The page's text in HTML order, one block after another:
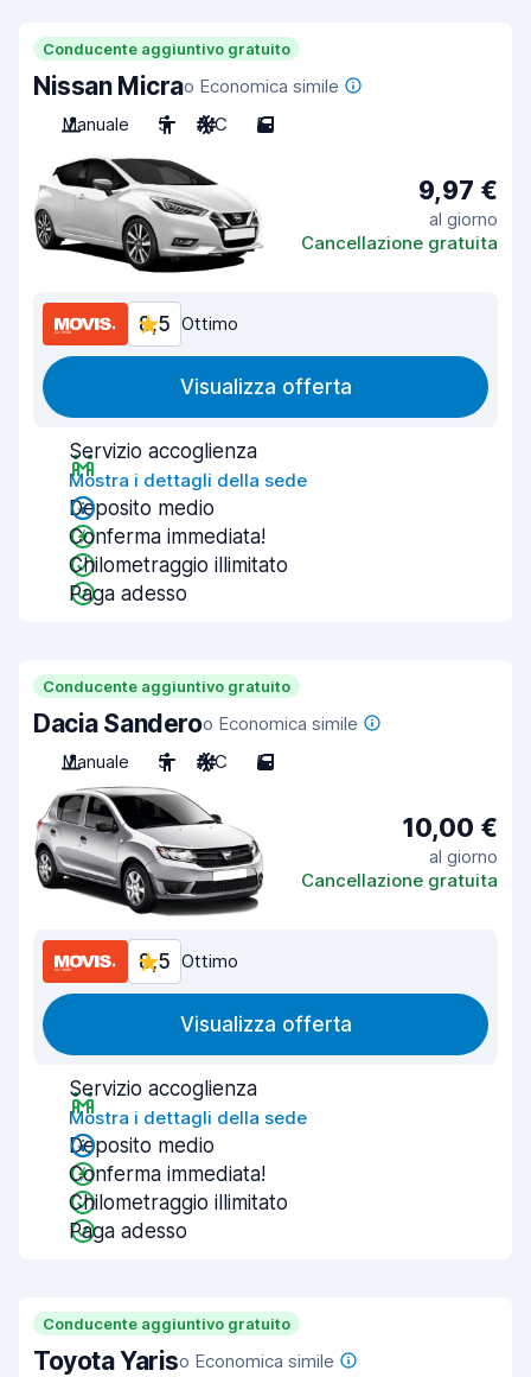
Conducente aggiuntivo gratuito
Nissan Micrao Economica simile
Manuale
5 A/C 5
9,97 €
al giorno
Cancellazione gratuita
8,5 Ottimo
Visualizza offerta
Servizio accoglienza
Mostra i dettagli della sede
Deposito medio
Conferma immediata!
Chilometraggio illimitato
Paga adesso
Conducente aggiuntivo gratuito
Dacia Sanderoo Economica simile
Manuale
5 A/C 5
10,00 €
al giorno
Cancellazione gratuita
8,5 Ottimo
Visualizza offerta
Servizio accoglienza
Mostra i dettagli della sede
Deposito medio
Conferma immediata!
Chilometraggio illimitato
Paga adesso
Conducente aggiuntivo gratuito
Toyota Yariso Economica simile